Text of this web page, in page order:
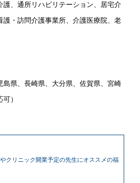
、通所リハビリテーション、居宅介
護・訪問介護事業所、介護医療院、老
島県、長崎県、大分県、佐賀県、宮崎
）
クリニック開業予定の先生にオススメの福